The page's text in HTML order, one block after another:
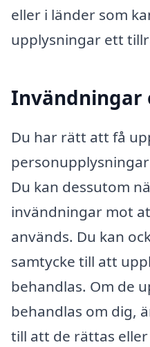
eller i länder som
upplysningar ett
Invändningar
Du har rätt att få
Du kan dessutom
invändningar mot
används. Du kan
samtycke till att
behandlas. Om de
behandlas om dig,
till att de rättas